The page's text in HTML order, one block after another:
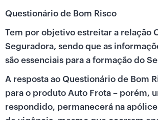
Questionário de Bom Risco
Tem por objetivo estreitar a relação
Seguradora, sendo que as
são essenciais para a formação do
A resposta ao Questionário de Bom
para o produto Auto Frota – porém,
respondido, permanecerá na